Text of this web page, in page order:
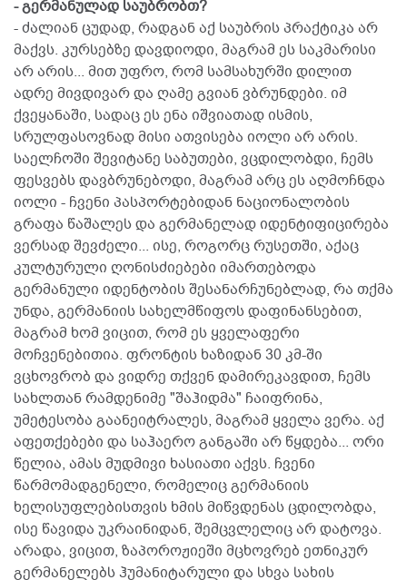
- გერმანულად საუბრობთ?
- ძალიან ცუდად, რადგან აქ საუბრის პრაქტიკა არ
მაქვს. კურსებზე დავდიოდი, მაგრამ ეს საკმარისი
არ არის... მით უფრო, რომ სამსახურში დილით
ადრე მივდივარ და ღამე გვიან ვბრუნდები. იმ
ქვეყანაში, სადაც ეს ენა იშვიათად ისმის,
სრულფასოვნად მისი ათვისება იოლი არ არის.
საელჩოში შევიტანე საბუთები, ვცდილობდი, ჩემს
ფესვებს დავბრუნებოდი, მაგრამ არც ეს აღმოჩნდა
იოლი - ჩვენი პასპორტებიდან ნაციონალობის
გრაფა წაშალეს და გერმანელად იდენტიფიცირება
ვერსად შევძელი... ისე, როგორც რუსეთში, აქაც
კულტურული ღონისძიებები იმართებოდა
გერმანული იდენტობის შესანარჩუნებლად, რა თქმა
უნდა, გერმანიის სახელმწიფოს დაფინანსებით,
მაგრამ ხომ ვიცით, რომ ეს ყველაფერი
მოჩვენებითია. ფრონტის ხაზიდან 30 კმ-ში
ვცხოვრობ და ვიდრე თქვენ დამირეკავდით, ჩემს
სახლთან რამდენიმე "შაჰიდმა" ჩაიფრინა,
უმეტესობა გაანეიტრალეს, მაგრამ ყველა ვერა. აქ
აფეთქებები და საჰაერო განგაში არ წყდება... ორი
წელია, ამას მუდმივი ხასიათი აქვს. ჩვენი
წარმომადგენელი, რომელიც გერმანიის
ხელისუფლებისთვის ხმის მიწვდენას ცდილობდა,
ისე წავიდა უკრაინიდან, შემცვლელიც არ დატოვა.
არადა, ვიცით, ზაპოროჟიეში მცხოვრებ ეთნიკურ
გერმანელებს ჰუმანიტარული და სხვა სახის